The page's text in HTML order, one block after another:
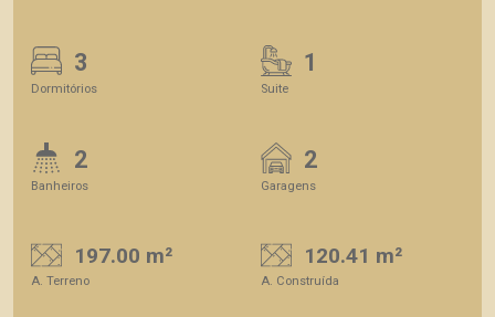
3
Dormitórios
1
Suite
2
Banheiros
2
Garagens
197.00 m²
A. Terreno
120.41 m²
A. Construída